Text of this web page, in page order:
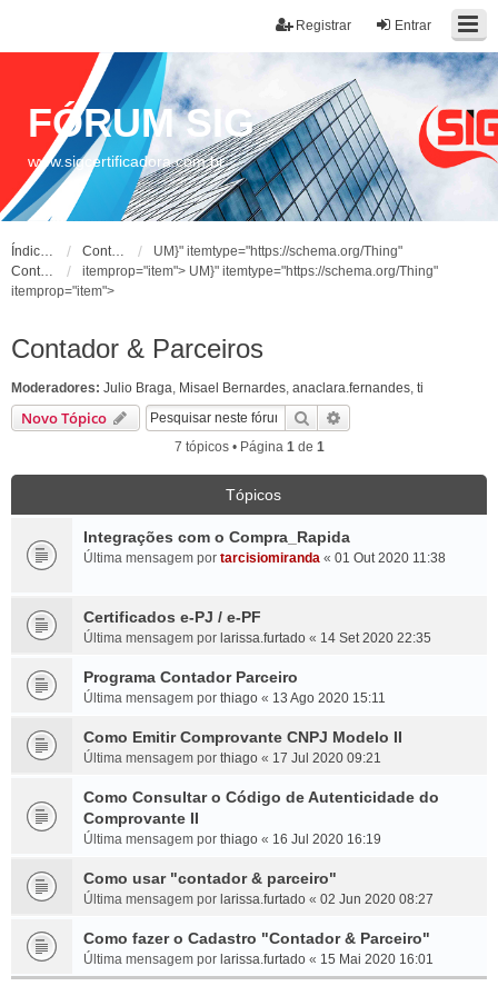
Entrar
Registrar
FÓRUM SIG
www.sigcertificadora.com.br
Índice do fórum Contador & Parceiros
UM}" itemtype="https://schema.org/Thing"
itemprop="item">
Contador & Parceiros
UM}" itemtype="https://schema.org/Thing"
itemprop="item">
Contador & Parceiros
Moderadores: Julio Braga, Misael Bernardes, anaclara.fernandes, ti
Novo Tópico Pesquisar
7 tópicos • Página 1de 1
Tópicos
Integrações com o Compra_Rapida
Última mensagem por tarcisiomiranda « 01 Out 2020 11:38
Certificados e-PJ / e-PF
Última mensagem por larissa.furtado « 14 Set 2020 22:35
Programa Contador Parceiro
Última mensagem por thiago « 13 Ago 2020 15:11
Como Emitir Comprovante CNPJ Modelo II
Última mensagem por thiago « 17 Jul 2020 09:21
Como Consultar o Código de Autenticidade do
Comprovante II
Última mensagem por thiago « 16 Jul 2020 16:19
Como usar "contador & parceiro"
Última mensagem por larissa.furtado « 02 Jun 2020 08:27
Como fazer o Cadastro "Contador & Parceiro"
Última mensagem por larissa.furtado « 15 Mai 2020 16:01